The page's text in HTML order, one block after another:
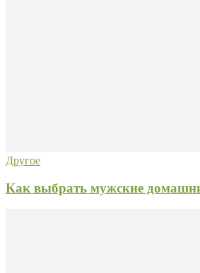
Другое
Как выбрать мужские